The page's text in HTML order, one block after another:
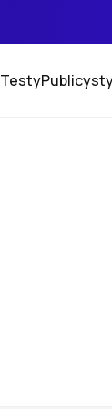
Testy